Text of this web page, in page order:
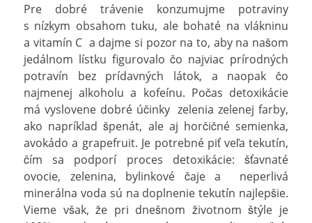
Pre dobré trávenie konzumujme potraviny
s nízkym obsahom tuku, ale bohaté na vlákninu
a vitamín C a dajme si pozor na to, aby na našom
jedálnom lístku figurovalo čo najviac prírodných
potravín bez prídavných látok, a naopak čo
najmenej alkoholu a kofeínu. Počas detoxikácie
má vyslovene dobré účinky zelenia zelenej farby,
ako napríklad špenát, ale aj horčičné semienka,
avokádo a grapefruit. Je potrebné piť veľa tekutín,
čím sa podporí proces detoxikácie: šťavnaté
ovocie, zelenina, bylinkové čaje a neperlivá
minerálna voda sú na doplnenie tekutín najlepšie.
Vieme však, že pri dnešnom životnom štýle je